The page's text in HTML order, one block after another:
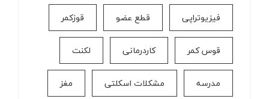
فیزیوتراپی قطع عضو قوزکمر
قوس کمر كاردرمانی لکنت
مدرسه مشکلات اسکلتی مغز